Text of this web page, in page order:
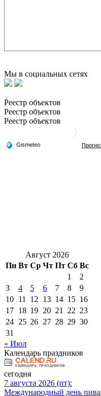
Мы в социальных сетях
Реестр объектов
Реестр объектов
Реестр объектов
Август 2026
Пн Вт Ср Чт Пт Сб Вс
1
2
3
4 5 6 7 8
9
10 11 12 13 14 15 16
17 18 19 20 21 22 23
24 25 26 27 28 29 30
31
« Июл
Календарь праздников
сегодня
7 августа 2026 (пт):
Международный день пива